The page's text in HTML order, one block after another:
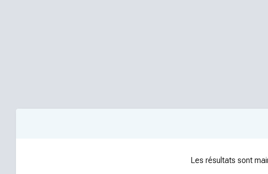
Les résultats sont